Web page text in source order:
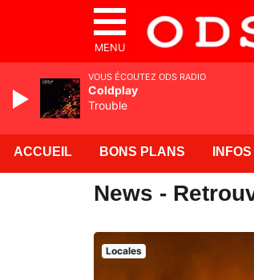
MENU
ACCUEIL BONS PLANS INFOS
News -
Locales
VOUS ÉCOUTEZ ODS RADIO
Coldplay
Trouble